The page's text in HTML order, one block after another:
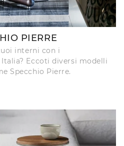
PIERRE
interni con i
Eccoti diversi modelli
Specchio Pierre.